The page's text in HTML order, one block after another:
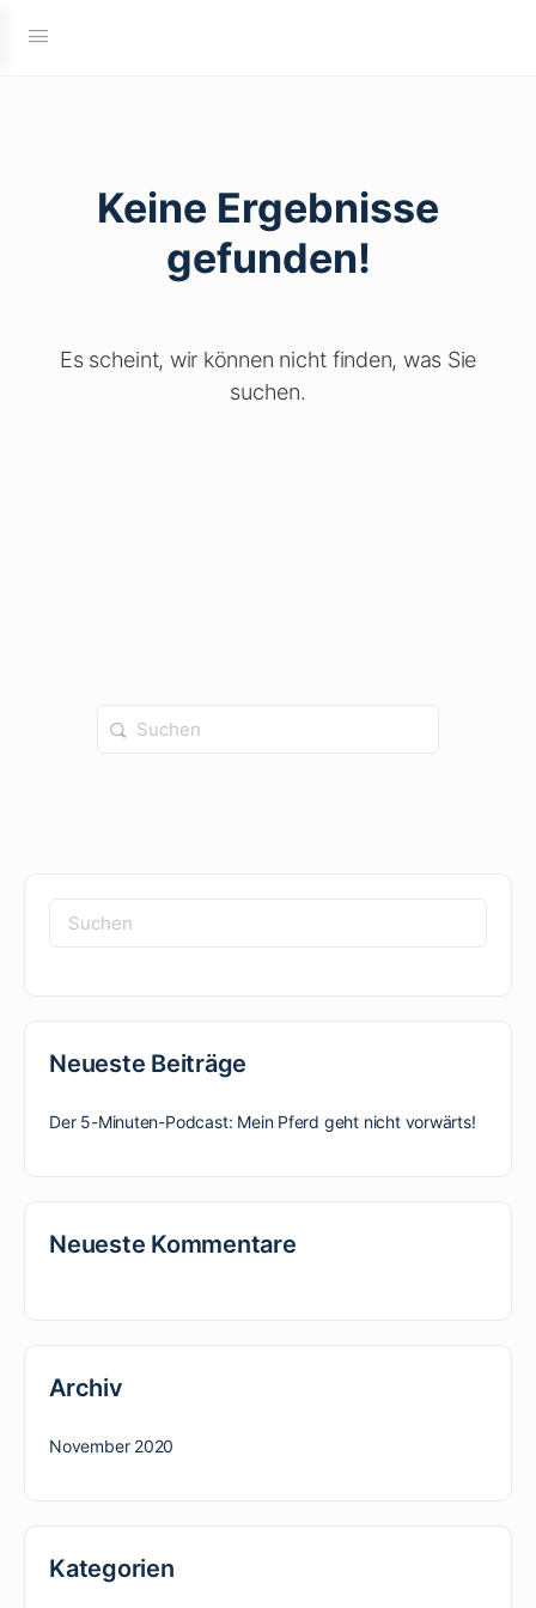
Keine Ergebnisse
gefunden!
Es scheint, wir können nicht finden, was Sie
suchen.
Suchen
nach:
Suchen
nach:
Neueste Beiträge
Der 5-Minuten-Podcast: Mein Pferd geht nicht vorwärts!
Neueste Kommentare
Archiv
November 2020
Kategorien